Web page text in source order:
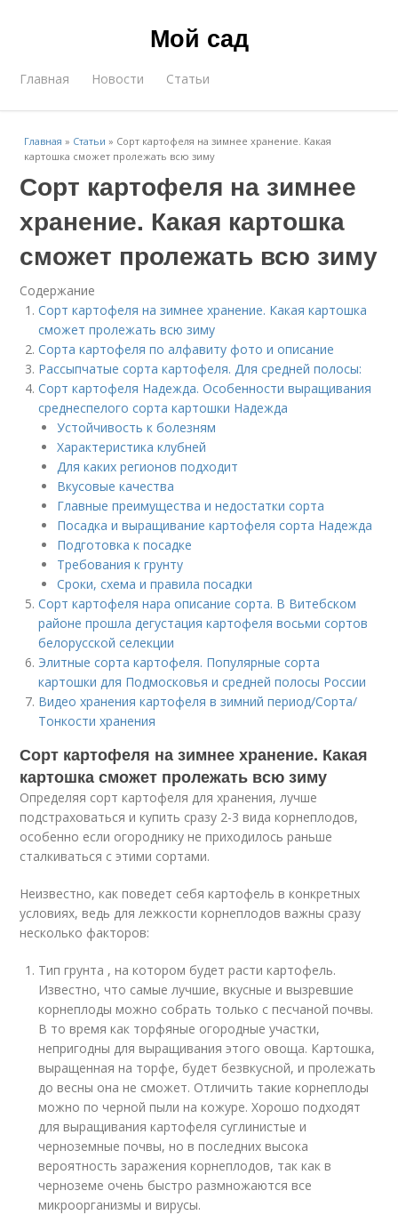
Мой сад
Главная Новости Статьи
Главная » Статьи » Сорт картофеля на зимнее хранение. Какая
картошка сможет пролежать всю зиму
Сорт картофеля на зимнее
хранение. Какая картошка
сможет пролежать всю зиму
Содержание
Сорт картофеля на зимнее хранение. Какая картошка
сможет пролежать всю зиму
Сорта картофеля по алфавиту фото и описание
Рассыпчатые сорта картофеля. Для средней полосы:
Сорт картофеля Надежда. Особенности выращивания
среднеспелого сорта картошки Надежда
Устойчивость к болезням
Характеристика клубней
Для каких регионов подходит
Вкусовые качества
Главные преимущества и недостатки сорта
Посадка и выращивание картофеля сорта Надежда
Подготовка к посадке
Требования к грунту
Сроки, схема и правила посадки
Сорт картофеля нара описание сорта. В Витебском
районе прошла дегустация картофеля восьми сортов
белорусской селекции
Элитные сорта картофеля. Популярные сорта
картошки для Подмосковья и средней полосы России
Видео хранения картофеля в зимний период/Сорта/
Тонкости хранения
Сорт картофеля на зимнее хранение. Какая
картошка сможет пролежать всю зиму
Определяя сорт картофеля для хранения, лучше
подстраховаться и купить сразу 2-3 вида корнеплодов,
особенно если огороднику не приходилось раньше
сталкиваться с этими сортами.
Неизвестно, как поведет себя картофель в конкретных
условиях, ведь для лежкости корнеплодов важны сразу
несколько факторов:
Тип грунта , на котором будет расти картофель.
Известно, что самые лучшие, вкусные и вызревшие
корнеплоды можно собрать только с песчаной почвы.
В то время как торфяные огородные участки,
непригодны для выращивания этого овоща. Картошка,
выращенная на торфе, будет безвкусной, и пролежать
до весны она не сможет. Отличить такие корнеплоды
можно по черной пыли на кожуре. Хорошо подходят
для выращивания картофеля суглинистые и
черноземные почвы, но в последних высока
вероятность заражения корнеплодов, так как в
черноземе очень быстро размножаются все
микроорганизмы и вирусы.